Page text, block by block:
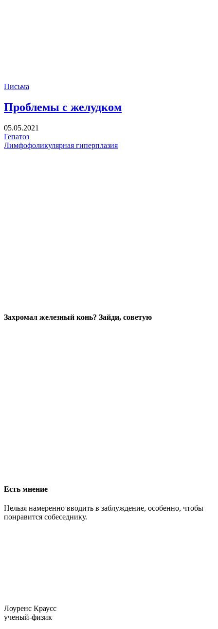
Письма
Проблемы с желудком
05.05.2021
Гепатоз
Лимфофоликулярная гиперплазия
Захромал железный конь? Зайди, советую
Есть мнение
Нельзя намеренно вводить в заблуждение, особенно, чтобы
понравится собеседнику.
Лоуренс Краусс
ученый-физик